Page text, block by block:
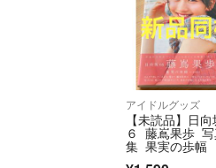
アイドルグッズ
【未読品】日向
６ 藤嶌果歩
集 果実の歩幅